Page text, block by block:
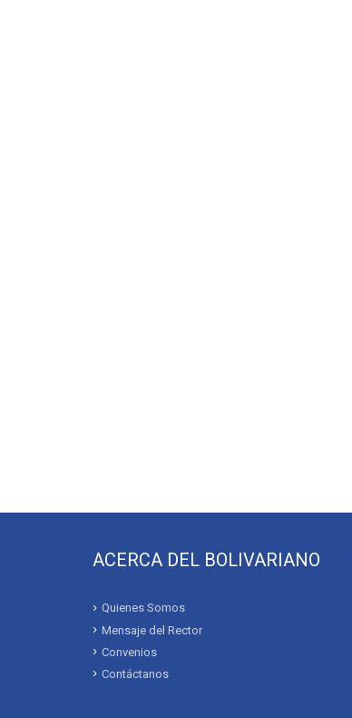
ACERCA DEL BOLIVARIANO
Quienes Somos
Mensaje del Rector
Convenios
Contáctanos